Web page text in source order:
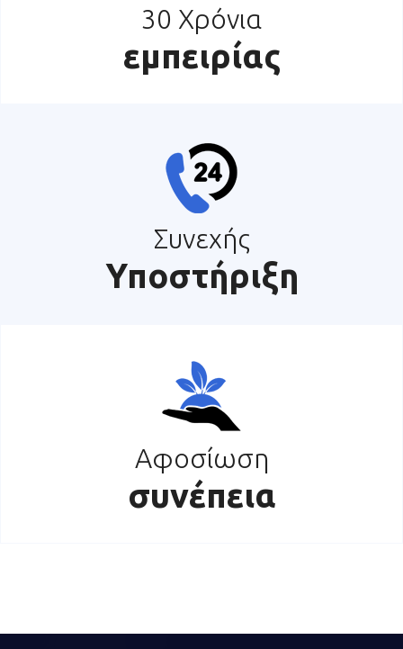
30 Χρόνια
εμπειρίας
Συνεχής
Υποστήριξη
Αφοσίωση
συνέπεια